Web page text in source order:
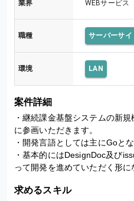
業界 WEBサービス
職種 サーバーサ
環境 LAN
案件詳細
・継続課金基盤システムの新
に参画いただきます。
・開発言語としては主にGoとな
・基本的にはDesignDoc及び
って開発を進めていただく形に
求めるスキル